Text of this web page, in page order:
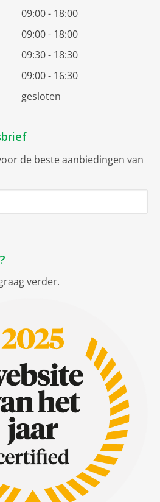
09:00 - 18:00
09:00 - 18:00
09:30 - 18:30
09:00 - 16:30
gesloten
de beste aanbiedingen van
verder.